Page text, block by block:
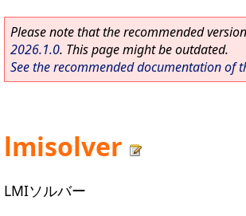
Please note that the recommended
2026.1.0. This page might be outdated.
See the recommended documentation of
lmisolver
LMIソルバー